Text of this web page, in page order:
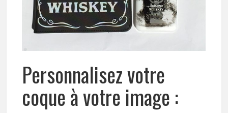
Personnalisez votre
coque à votre image :